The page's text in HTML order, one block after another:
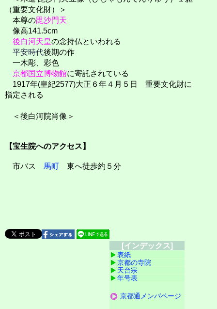
（重要文化財）＞
本尊の毘沙門天
像高141.5cm
後白河天皇の念持仏といわれる
平安時代後期の作
一木彫、彩色
京都国立博物館に寄託されている
1917年(皇紀2577)大正６年４月５日 重要文化財に
指定される
＜後白河院肖像＞
【宝生院へのアクセス】
市バス 馬町 東へ徒歩約５分
[インデックス]
表紙
京都の寺院
天台宗
年号表
京都通メンバページ